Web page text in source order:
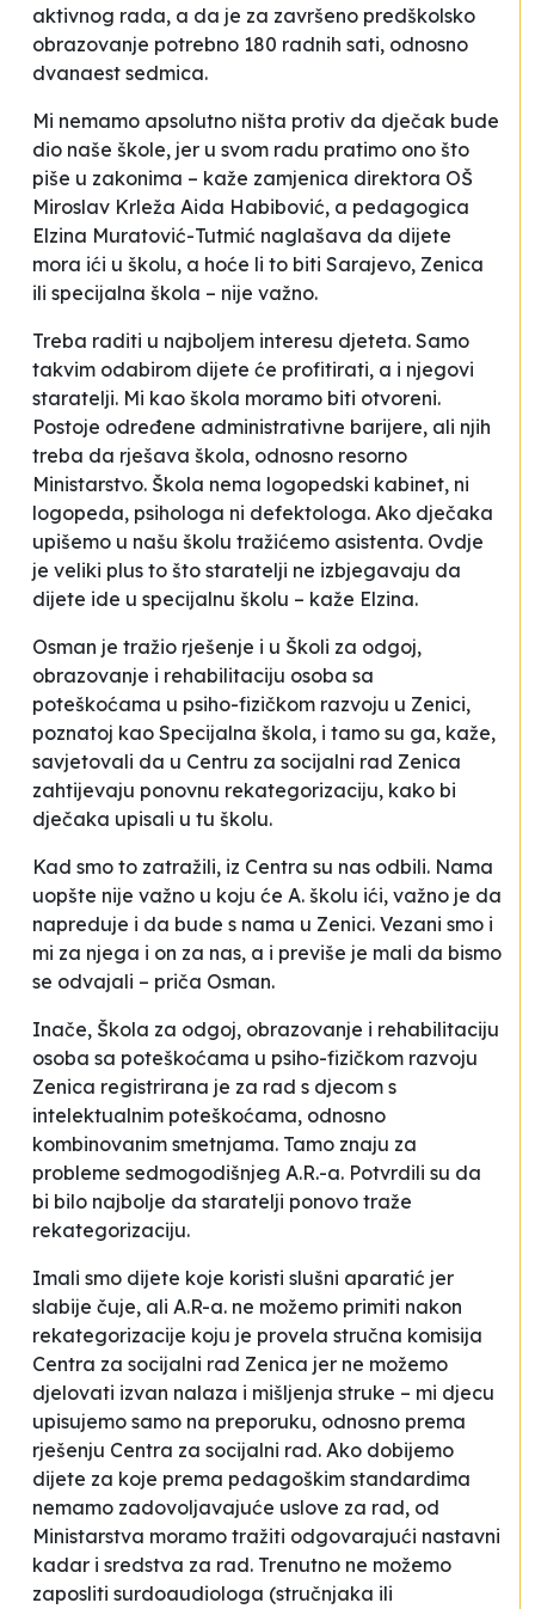
aktivnog rada, a da je za završeno predškolsko
obrazovanje potrebno 180 radnih sati, odnosno
dvanaest sedmica.
Mi nemamo apsolutno ništa protiv da dječak bude
dio naše škole, jer u svom radu pratimo ono što
piše u zakonima – kaže zamjenica direktora OŠ
Miroslav Krleža Aida Habibović, a pedagogica
Elzina Muratović-Tutmić naglašava da dijete
mora ići u školu, a hoće li to biti Sarajevo, Zenica
ili specijalna škola – nije važno.
Treba raditi u najboljem interesu djeteta. Samo
takvim odabirom dijete će profitirati, a i njegovi
staratelji. Mi kao škola moramo biti otvoreni.
Postoje određene administrativne barijere, ali njih
treba da rješava škola, odnosno resorno
Ministarstvo. Škola nema logopedski kabinet, ni
logopeda, psihologa ni defektologa. Ako dječaka
upišemo u našu školu tražićemo asistenta. Ovdje
je veliki plus to što staratelji ne izbjegavaju da
dijete ide u specijalnu školu – kaže Elzina.
Osman je tražio rješenje i u Školi za odgoj,
obrazovanje i rehabilitaciju osoba sa
poteškoćama u psiho-fizičkom razvoju u Zenici,
poznatoj kao Specijalna škola, i tamo su ga, kaže,
savjetovali da u Centru za socijalni rad Zenica
zahtijevaju ponovnu rekategorizaciju, kako bi
dječaka upisali u tu školu.
Kad smo to zatražili, iz Centra su nas odbili. Nama
uopšte nije važno u koju će A. školu ići, važno je da
napreduje i da bude s nama u Zenici. Vezani smo i
mi za njega i on za nas, a i previše je mali da bismo
se odvajali – priča Osman.
Inače, Škola za odgoj, obrazovanje i rehabilitaciju
osoba sa poteškoćama u psiho-fizičkom razvoju
Zenica registrirana je za rad s djecom s
intelektualnim poteškoćama, odnosno
kombinovanim smetnjama. Tamo znaju za
probleme sedmogodišnjeg A.R.-a. Potvrdili su da
bi bilo najbolje da staratelji ponovo traže
rekategorizaciju.
Imali smo dijete koje koristi slušni aparatić jer
slabije čuje, ali A.R-a. ne možemo primiti nakon
rekategorizacije koju je provela stručna komisija
Centra za socijalni rad Zenica jer ne možemo
djelovati izvan nalaza i mišljenja struke – mi djecu
upisujemo samo na preporuku, odnosno prema
rješenju Centra za socijalni rad. Ako dobijemo
dijete za koje prema pedagoškim standardima
nemamo zadovoljavajuće uslove za rad, od
Ministarstva moramo tražiti odgovarajući nastavni
kadar i sredstva za rad. Trenutno ne možemo
zaposliti surdoaudiologa (stručnjaka ili